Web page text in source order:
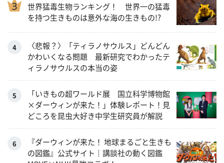
世界猛毒生物ランキング！ 世界一の猛毒
を持つ生きものは意外な海の生きもの!?
〈悲報？〉「ティラノサウルス」どんどん
かわいくなる問題 最新研究でわかったテ
ィラノサウルスの本当の姿
「いきもの超ワールド展 国立科学博物館
×ダーウィンが来た！」体験レポート！見
どころを昆虫大好き中学生研究員が解説
『ダーウィンが来た！ 地球まるごと生きも
の図鑑』公式サイト｜講談社の動く図鑑